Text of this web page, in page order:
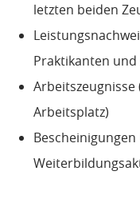
letzten beiden
Praktikanten
Arbeitsplatz)